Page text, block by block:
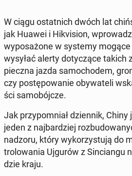
W ciągu ostat­nich dwóch lat
jak Huawei i Hi­kvi­sion,
wy­po­sa­żo­ne w systemy
wysyłać alerty do­ty­czą­ce takich
piecz­na jazda sa­mo­cho­dem,
czy po­stę­po­wa­nie oby­wa­te­li
ści sa­mo­bój­cze.
Jak przy­po­mniał dzien­nik,
jeden z naj­bar­dziej
nadzoru, który wy­ko­rzy­stu­ją do
tro­lo­wa­nia Ujgurów z Sin­cian­gu
dzie kraju.